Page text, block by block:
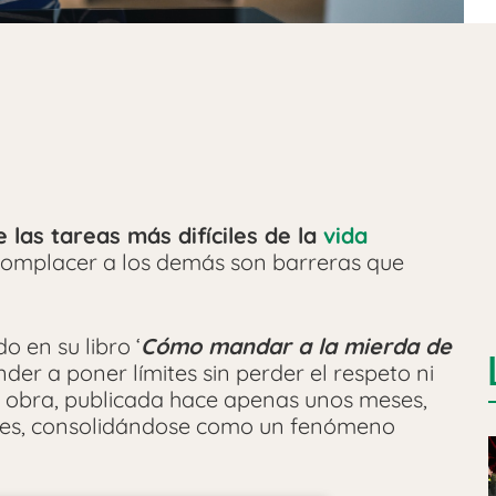
las tareas más difíciles de la vida
a los demás son barreras que
en su libro ‘Cómo mandar a la mierda de
a poner límites sin perder el respeto ni
publicada hace apenas unos meses,
consolidándose como un fenómeno